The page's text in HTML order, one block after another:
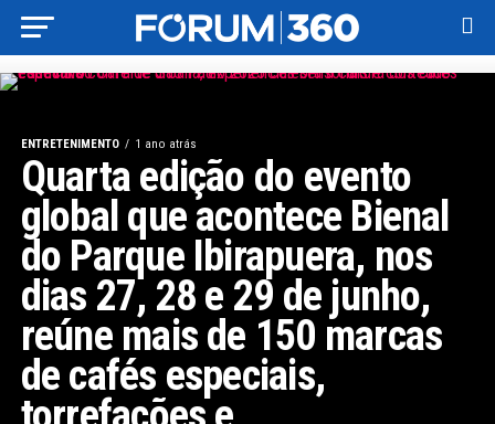
ENTRETENIMENTO 1 ano atrás
Quarta edição do evento
global que acontece Bienal
do Parque Ibirapuera, nos
dias 27, 28 e 29 de junho,
reúne mais de 150 marcas
de cafés especiais,